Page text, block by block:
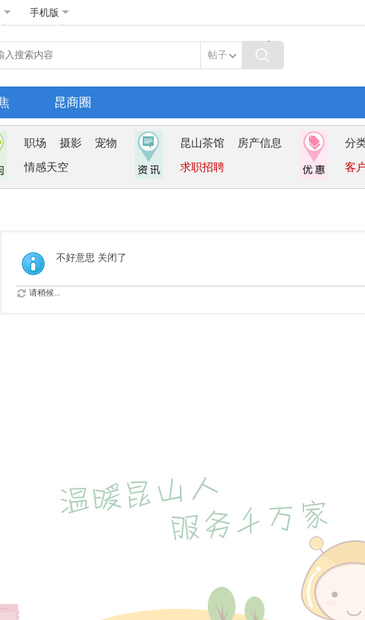
手机版
帖子
昆商圈
职场 摄影 宠物
情感天空
昆山茶馆 房产信息
求职招聘
分
客
不好意思 关闭了
请稍候...